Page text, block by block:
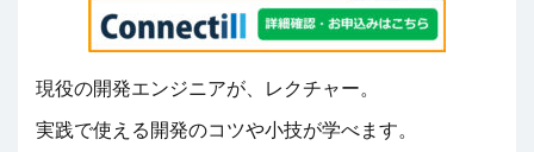
現役の開発エンジニアが、レクチャー。
実践で使える開発のコツや小技が学べます。